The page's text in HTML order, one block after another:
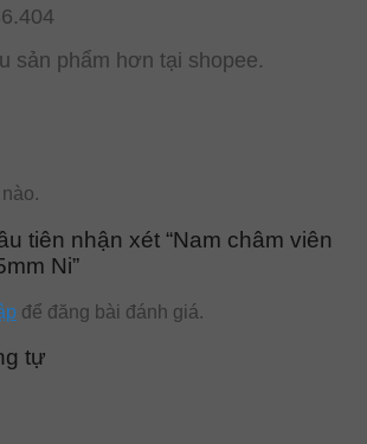
sản phẩm hơn tại shopee.
tiên nhận xét “Nam châm viên
Ni”
để đăng bài đánh giá.
tự